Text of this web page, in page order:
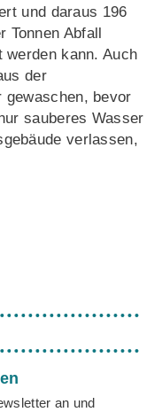
und daraus 196
Tonnen Abfall
kann. Auch
der
gewaschen, bevor
sauberes Wasser
verlassen,
an und